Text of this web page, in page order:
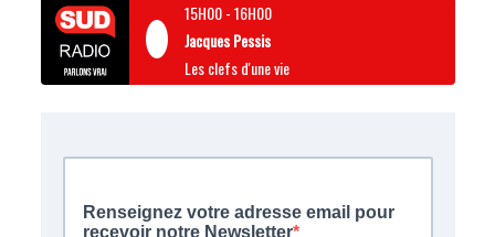
15H00-16H00
Jacques Pessis
Les clefs d'une vie